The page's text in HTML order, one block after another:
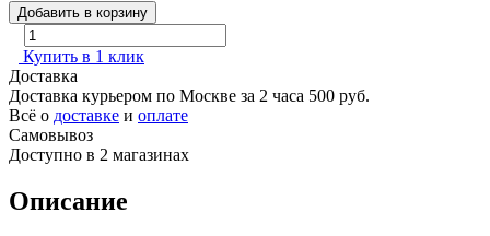
Добавить в корзину
Купить в 1 клик
Доставка
Доставка курьером по Москве за 2 часа 500 руб.
Всё о доставке и оплате
Самовывоз
Доступно в 2 магазинах
Описание